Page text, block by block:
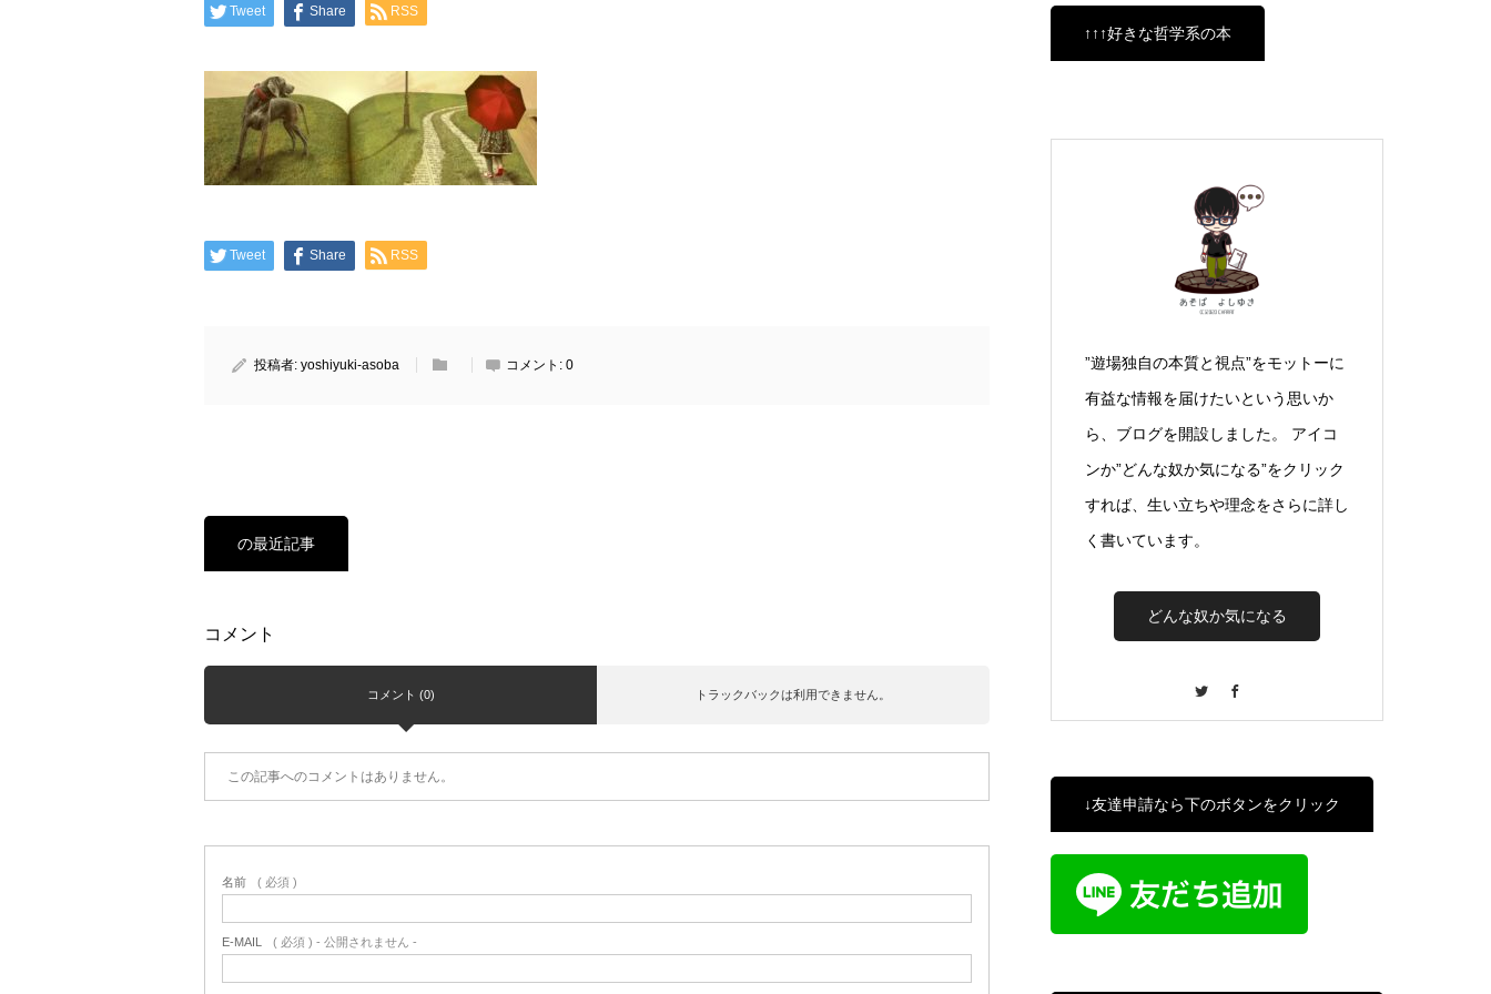
Tweet Share RSS
Tweet Share RSS
投稿者: yoshiyuki-asoba コメント: 0
の最近記事
コメント
コメント (0) トラックバックは利用できません。
この記事へのコメントはありません。
名前 ( 必須 )
E-MAIL ( 必須 ) - 公開されません -
↑↑↑好きな哲学系の本
”遊場独自の本質と視点”をモットーに
有益な情報を届けたいという思いか
ら、ブログを開設しました。 アイコ
ンか”どんな奴か気になる”をクリック
すれば、生い立ちや理念をさらに詳し
く書いています。
どんな奴か気になる
↓友達申請なら下のボタンをクリック